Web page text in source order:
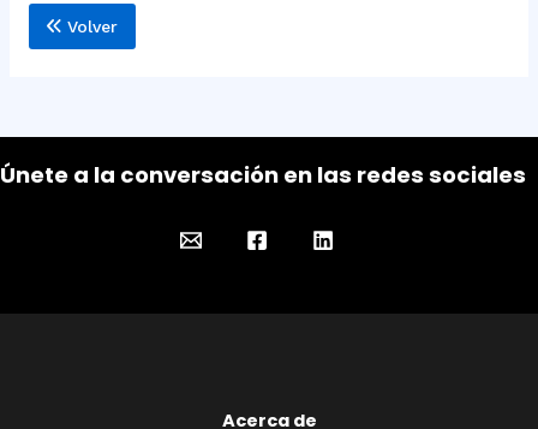
Volver
Únete a la conversación en las redes sociales
Acerca de